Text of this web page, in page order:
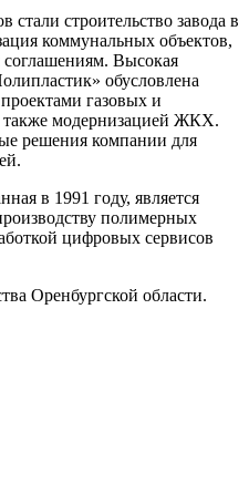
строительство завода в
коммунальных объектов,
Высокая
обусловлена
газовых и
также модернизацией ЖКХ.
решения компании для
в 1991 году, является
полимерных
цифровых сервисов
Оренбургской области.